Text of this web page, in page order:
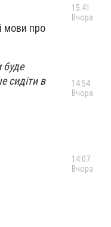
мови про
буде
сидіти в
15:41
Вчора
14:54
Вчора
14:07
Вчора